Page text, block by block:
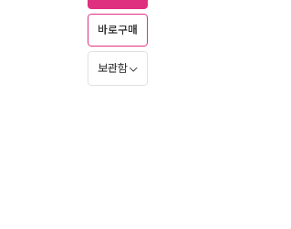
바로구매
보관함